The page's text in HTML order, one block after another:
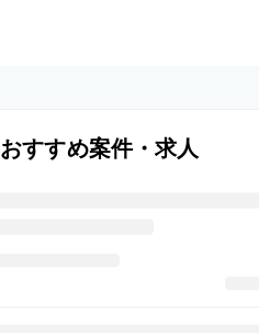
おすすめ案件・求人